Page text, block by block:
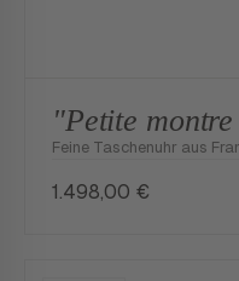
"Petite
Feine Taschenuhr aus
1.498,00 €